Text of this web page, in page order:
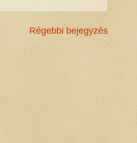
Régebbi bejegyzés